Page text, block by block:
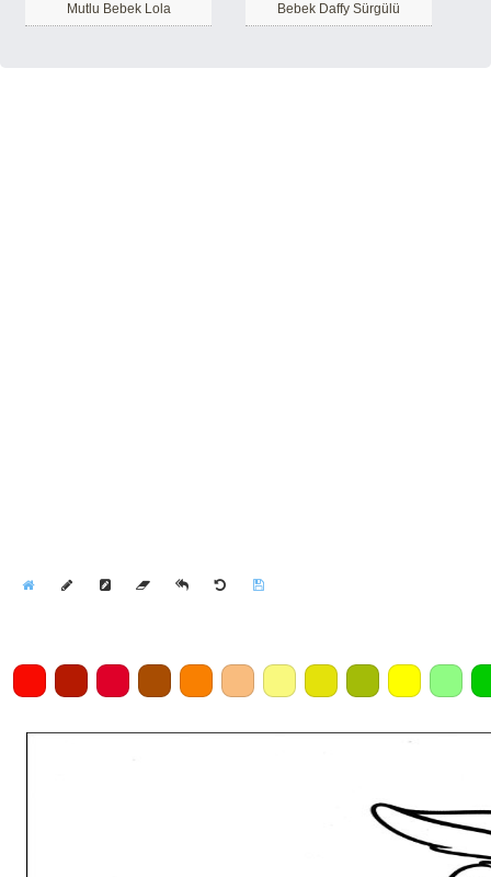
Mutlu Bebek Lola Bebek Daffy Sürgülü